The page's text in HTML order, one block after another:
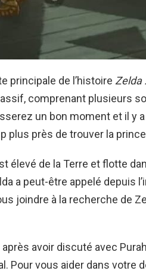
principale de l’histoire Zelda
comprenant plusieurs
un bon moment et il y
plus près de trouver la
élevé de la Terre et flotte
a peut-être appelé depuis
joindre à la recherche de
avoir discuté avec
Pour vous aider dans votre